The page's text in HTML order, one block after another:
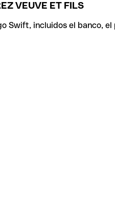
VEUVE ET FILS
Swift, incluidos el banco,